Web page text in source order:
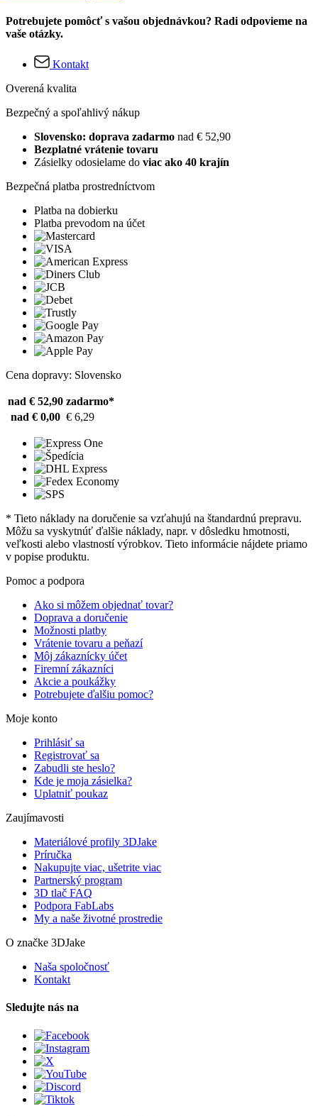
Potrebujete pomôcť s vašou objednávkou? Radi odpovieme na
vaše otázky.
Kontakt
Overená kvalita
Bezpečný a spoľahlivý nákup
Slovensko: doprava zadarmo nad € 52,90
Bezplatné vrátenie tovaru
Zásielky odosielame do viac ako 40 krajín
Bezpečná platba prostredníctvom
Platba na dobierku
Platba prevodom na účet
Cena dopravy: Slovensko
nad € 52,90 zadarmo*
nad € 0,00 € 6,29
* Tieto náklady na doručenie sa vzťahujú na štandardnú prepravu.
Môžu sa vyskytnúť ďalšie náklady, napr. v dôsledku hmotnosti,
veľkosti alebo vlastností výrobkov. Tieto informácie nájdete priamo
v popise produktu.
Pomoc a podpora
Ako si môžem objednať tovar?
Doprava a doručenie
Možnosti platby
Vrátenie tovaru a peňazí
Môj zákaznícky účet
Firemní zákazníci
Akcie a poukážky
Potrebujete ďalšiu pomoc?
Moje konto
Prihlásiť sa
Registrovať sa
Zabudli ste heslo?
Kde je moja zásielka?
Uplatniť poukaz
Zaujímavosti
Materiálové profily 3DJake
Príručka
Nakupujte viac, ušetrite viac
Partnerský program
3D tlač FAQ
Podpora FabLabs
My a naše životné prostredie
O značke 3DJake
Naša spoločnosť
Kontakt
Sledujte nás na